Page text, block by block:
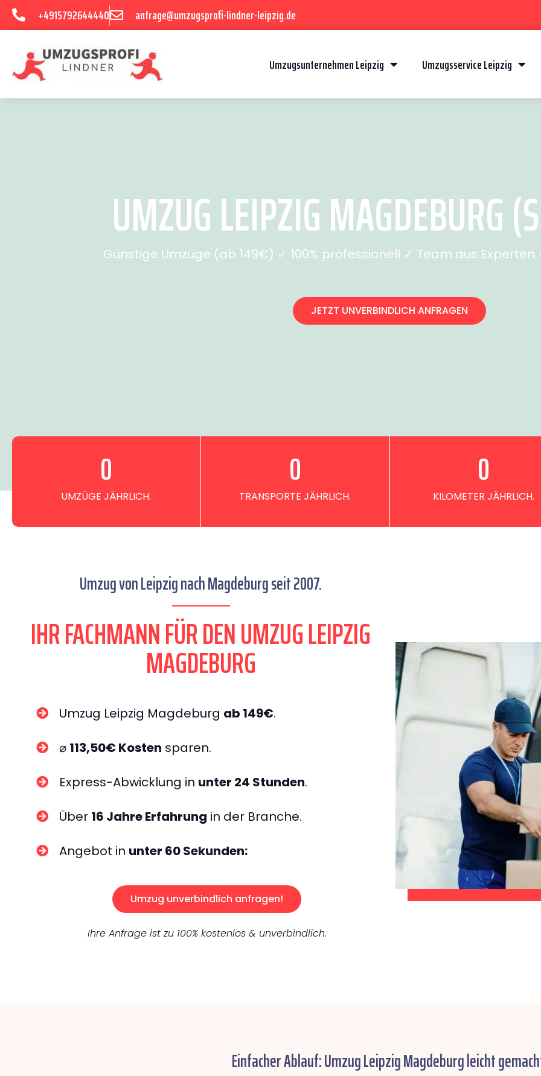
+4915792644440 anfrage@umzugsprofi-lindner-leipzig.de
Umzugsunternehmen Leipzig Umzugsservice Leipzig
UMZUG LEIPZIG MAGDEBURG
Günstige Umzüge (ab 149€) ✓ 100% professionell ✓ Team aus
JETZT UNVERBINDLICH ANFRAGEN
UMZÜGE JÄHRLICH.
0
TRANSPORTE JÄHRLICH.
0
KILOMETER JÄHRLICH.
0
Umzug von Leipzig nach Magdeburg seit 2007.
IHR FACHMANN FÜR DEN UMZUG LEIPZIG
MAGDEBURG
Umzug Leipzig Magdeburg ab 149€.
⌀ 113,50€ Kosten sparen.
Express-Abwicklung in unter 24 Stunden.
Über 16 Jahre Erfahrung in der Branche.
Angebot in unter 60 Sekunden:
Umzug unverbindlich anfragen!
Ihre Anfrage ist zu 100% kostenlos & unverbindlich.
Einfacher Ablauf: Umzug Leipzig Magdeburg leicht